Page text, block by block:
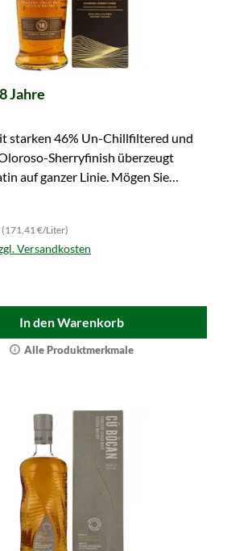
Jahre
starken 46% Un-Chillfiltered und
Sherryfinish überzeugt
auf ganzer Linie. Mögen Sie
€/Liter)
Versandkosten
In den Warenkorb
Alle Produktmerkmale